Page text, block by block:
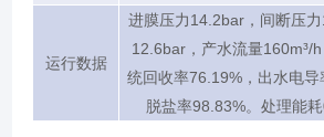
运行数据
进膜压力14.2bar，间断压
12.6bar，产水流量160m³/
统回收率76.19%，出水电
脱盐率98.83%。处理能耗